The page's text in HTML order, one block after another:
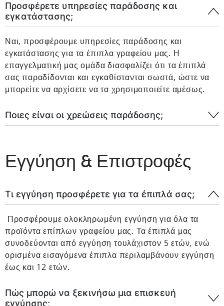
Προσφέρετε υπηρεσίες παράδοσης και
εγκατάστασης;
Ναι, προσφέρουμε υπηρεσίες παράδοσης και
εγκατάστασης για τα έπιπλα γραφείου μας. Η
επαγγελματική μας ομάδα διασφαλίζει ότι τα έπιπλά
σας παραδίδονται και εγκαθίστανται σωστά, ώστε να
μπορείτε να αρχίσετε να τα χρησιμοποιείτε αμέσως.
Ποιες είναι οι χρεώσεις παράδοσης;
Εγγύηση & Επιστροφές
Τι εγγύηση προσφέρετε για τα έπιπλά σας;
Προσφέρουμε ολοκληρωμένη εγγύηση για όλα τα
προϊόντα επίπλων γραφείου μας. Τα έπιπλά μας
συνοδεύονται από εγγύηση τουλάχιστον 5 ετών, ενώ
ορισμένα εισαγόμενα έπιπλα περιλαμβάνουν εγγύηση
έως και 12 ετών.
Πώς μπορώ να ξεκινήσω μια επισκευή
εγγύησης;